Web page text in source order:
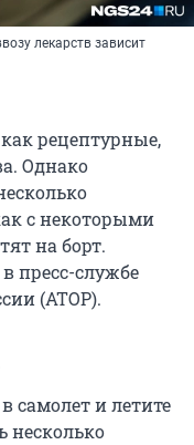
лекарств зависит
рецептурные,
Однако
с некоторыми
на борт.
пресс-службе
(АТОР).
самолет и летите
несколько